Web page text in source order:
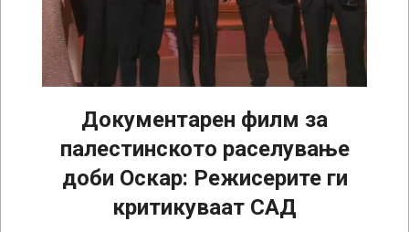
Документарен филм за
палестинското раселување
доби Оскар: Режисерите ги
критикуваат САД